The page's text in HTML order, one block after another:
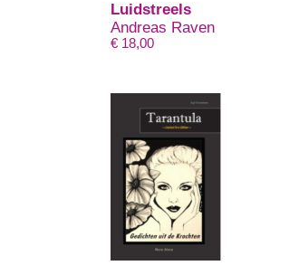
Luidstreels
Andreas Raven
€ 18,00